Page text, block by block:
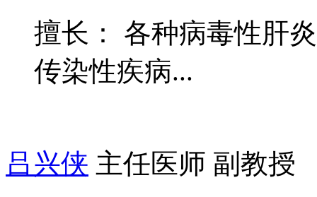
擅长： 各种病毒性肝
传染性疾病...
吕兴侠 主任医师 副教授